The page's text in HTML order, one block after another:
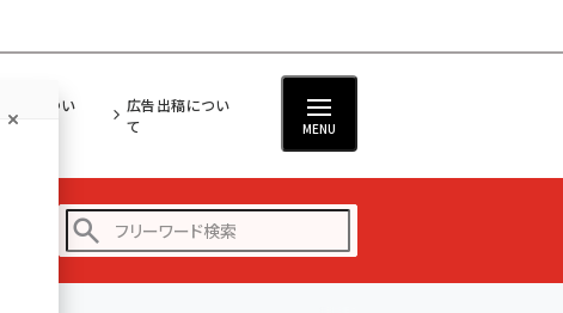
ネッ担につい
広告出稿につい
て
MENU